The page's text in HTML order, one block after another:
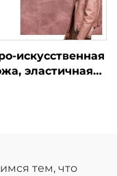
искусственная
эластичная
тем, что